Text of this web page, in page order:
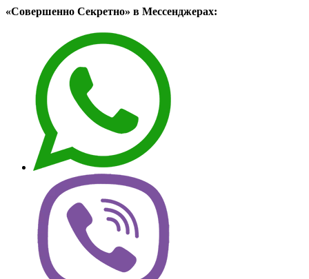
«Совершенно Секретно» в Мессенджерах: